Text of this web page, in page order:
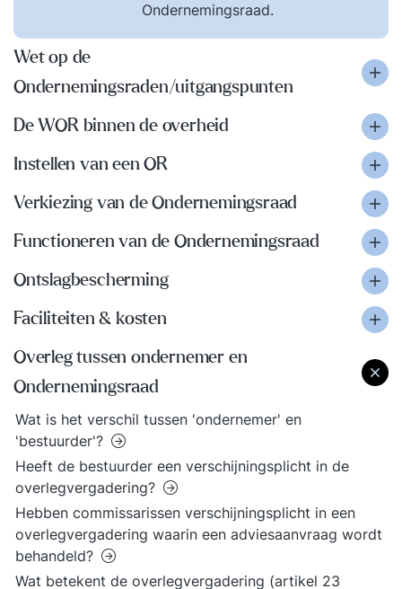
Ondernemingsraad.
Wet op de
Ondernemingsraden/uitgangspunten
De WOR binnen de overheid
Instellen van een OR
Verkiezing van de Ondernemingsraad
Functioneren van de Ondernemingsraad
Ontslagbescherming
Faciliteiten & kosten
Overleg tussen ondernemer en
Ondernemingsraad
Wat is het verschil tussen 'ondernemer' en
'bestuurder'?
Heeft de bestuurder een verschijningsplicht in de
overlegvergadering?
Hebben commissarissen verschijningsplicht in een
overlegvergadering waarin een adviesaanvraag wordt
behandeld?
Wat betekent de overlegvergadering (artikel 23